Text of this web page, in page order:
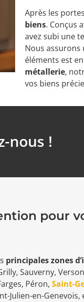
Après les
biens. Conçus
avez subi une
Nous assurons
éléments est
métallerie,
vos biens
nous !
pour
principales zones
Sauverny,
Péron, Saint-
en-Genevois,